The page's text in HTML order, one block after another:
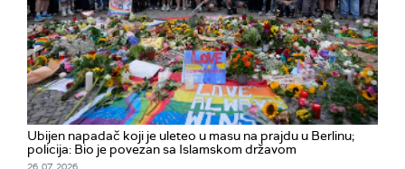
Ubijen napadač koji je uleteo u masu na prajdu u Berlinu;
policija: Bio je povezan sa Islamskom državom